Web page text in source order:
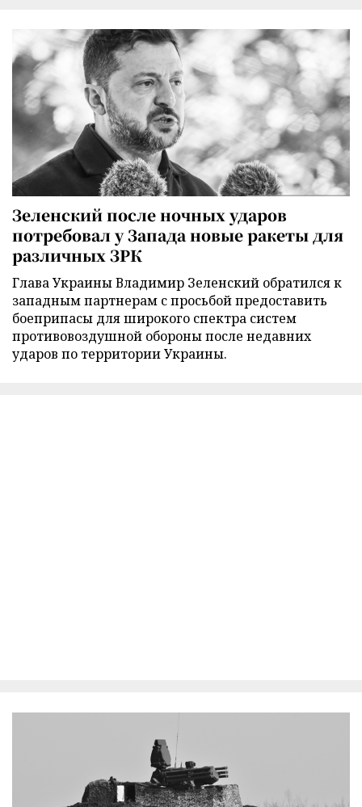
Зеленский после ночных ударов
потребовал у Запада новые ракеты для
различных ЗРК
Глава Украины Владимир Зеленский обратился к
западным партнерам с просьбой предоставить
боеприпасы для широкого спектра систем
противовоздушной обороны после недавних
ударов по территории Украины.